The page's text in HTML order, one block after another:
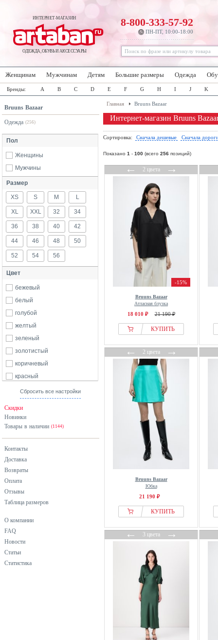
ИНТЕРНЕТ-МАГАЗИН
ОДЕЖДА, ОБУВЬ И АКСЕССУАРЫ
8-800-333-57-92
ПН-ПТ, 10:00-18:00
Женщинам Мужчинам Детям Большие размеры Одежда
Бренды: A B C D E F G H I J K
Bruuns Bazaar
Одежда (256)
Пол
Женщины
Мужчины
Размер
XS S M L
XL XXL 32 34
36 38 40 42
44 46 48 50
52 54 56
Цвет
бежевый
белый
голубой
желтый
зеленый
золотистый
коричневый
красный
разноцветный
серый
синий
фиолетовый
Сбросить все настройки
Скидки
Новинки
Товары в наличии (1144)
Контакты
Доставка
Возвраты
Оплата
Отзывы
Таблица размеров
О компании
FAQ
Новости
Статьи
Статистика
Главная Bruuns Bazaar
Интернет-магазин Bruuns
Сортировка: Сначала дешевые Сначала
Показано 1 - 100 (всего 256 позиций)
←2 цвета→
-15%
Bruuns Bazaar
Атласная блузка
18 010 ₽ 21 190 ₽
КУПИТЬ
←2 цвета→
Bruuns Bazaar
Юбка
21 190 ₽
КУПИТЬ
←3 цвета→